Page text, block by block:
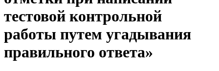
тестовой контрольной
работы путем угадывания
правильного ответа»